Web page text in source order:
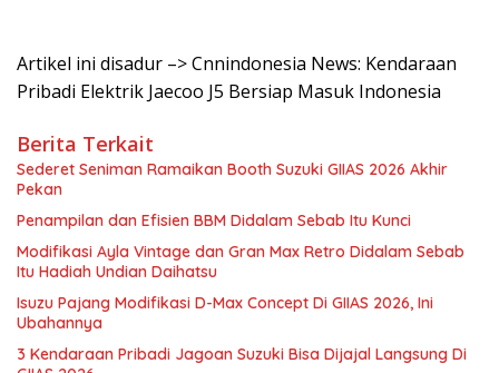
Artikel ini disadur –> Cnnindonesia News: Kendaraan
Pribadi Elektrik Jaecoo J5 Bersiap Masuk Indonesia
Berita Terkait
Sederet Seniman Ramaikan Booth Suzuki GIIAS 2026 Akhir
Pekan
Penampilan dan Efisien BBM Didalam Sebab Itu Kunci
Modifikasi Ayla Vintage dan Gran Max Retro Didalam Sebab
Itu Hadiah Undian Daihatsu
Isuzu Pajang Modifikasi D-Max Concept Di GIIAS 2026, Ini
Ubahannya
3 Kendaraan Pribadi Jagoan Suzuki Bisa Dijajal Langsung Di